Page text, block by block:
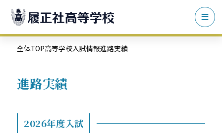
全体TOP高等学校入試情報進路実績
進路実績
2026年度入試